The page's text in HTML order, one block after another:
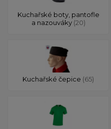
Kuchařské boty, pantofle
a nazouváky (20)
Kuchařské čepice (65)